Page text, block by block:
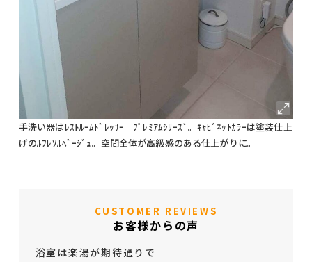
手洗い器はﾚｽﾄﾙｰﾑﾄﾞﾚｯｻｰ ﾌﾟﾚﾐｱﾑｼﾘｰｽﾞ。ｷｬﾋﾞﾈｯﾄｶﾗｰは塗装仕上
げのﾙﾌﾚｿﾙﾍﾞｰｼﾞｭ。空間全体が高級感のある仕上がりに。
CUSTOMER REVIEWS
お客様からの声
浴室は楽湯が期待通りで